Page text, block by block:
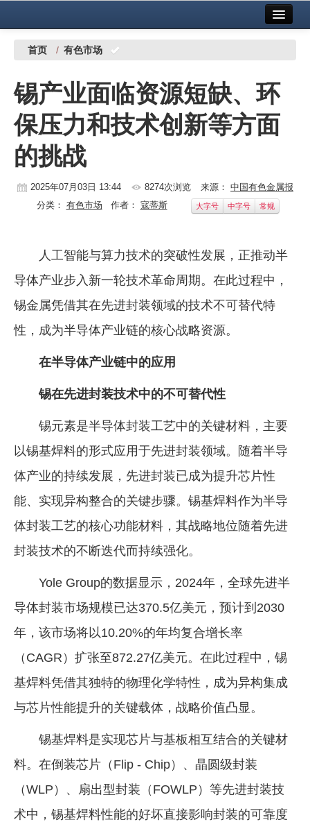
中国有色金属报社主办 广告服务
铜镍铅锌
铝
稀有稀土
有色市场
科技
党建工作
企业文化
《资源再生》杂志
行情报价
首页 / 有色市场
锡产业面临资源短缺、环
保压力和技术创新等方面
的挑战
2025年07月03日 13:44 8274次浏览 来源： 中国有色金属报
分类： 有色市场 作者： 寇蒂斯 大字号 中字号 常规
人工智能与算力技术的突破性发展，正推动半
导体产业步入新一轮技术革命周期。在此过程中，
锡金属凭借其在先进封装领域的技术不可替代特
性，成为半导体产业链的核心战略资源。
在半导体产业链中的应用
锡在先进封装技术中的不可替代性
锡元素是半导体封装工艺中的关键材料，主要
以锡基焊料的形式应用于先进封装领域。随着半导
体产业的持续发展，先进封装已成为提升芯片性
能、实现异构整合的关键步骤。锡基焊料作为半导
体封装工艺的核心功能材料，其战略地位随着先进
封装技术的不断迭代而持续强化。
Yole Group的数据显示，2024年，全球先进半
导体封装市场规模已达370.5亿美元，预计到2030
年，该市场将以10.20%的年均复合增长率
（CAGR）扩张至872.27亿美元。在此过程中，锡
基焊料凭借其独特的物理化学特性，成为异构集成
与芯片性能提升的关键载体，战略价值凸显。
锡基焊料是实现芯片与基板相互结合的关键材
料。在倒装芯片（Flip - Chip）、晶圆级封装
（WLP）、扇出型封装（FOWLP）等先进封装技
术中，锡基焊料性能的好坏直接影响封装的可靠度